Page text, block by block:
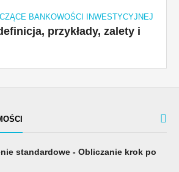
BANKOWOŚCI INWESTYCYJNEJ
przykłady, zalety i
standardowe - Obliczanie krok po